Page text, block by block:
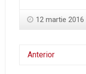
12 martie 2016
Anterior